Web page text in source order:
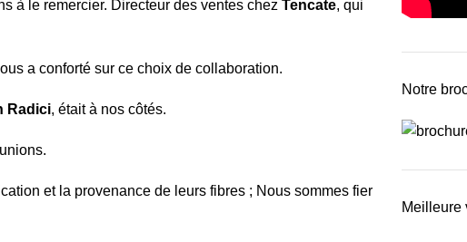
à le remercier. Directeur des ventes chez Tencate, qui
a conforté sur ce choix de collaboration.
Radici, était à nos côtés.
et la provenance de leurs fibres ; Nous sommes fier
Notre
Meilleure